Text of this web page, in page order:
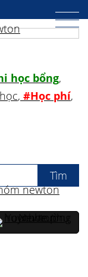
học bổng,
, #Học phí,